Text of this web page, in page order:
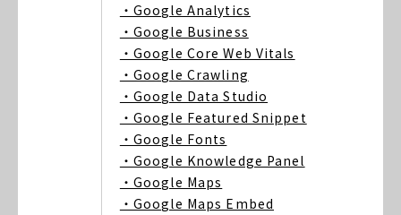
・Google Analytics
・Google Business
・Google Core Web Vitals
・Google Crawling
・Google Data Studio
・Google Featured Snippet
・Google Fonts
・Google Knowledge Panel
・Google Maps
・Google Maps Embed